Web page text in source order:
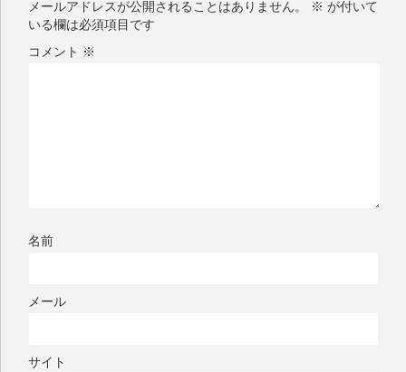
メールアドレスが公開されることはありません。 ※ が付いて
いる欄は必須項目です
コメント ※
名前
メール
サイト